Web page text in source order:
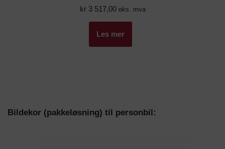
kr3 517,00 eks. mva
Les mer
Bildekor (pakkeløsning) til personbil: